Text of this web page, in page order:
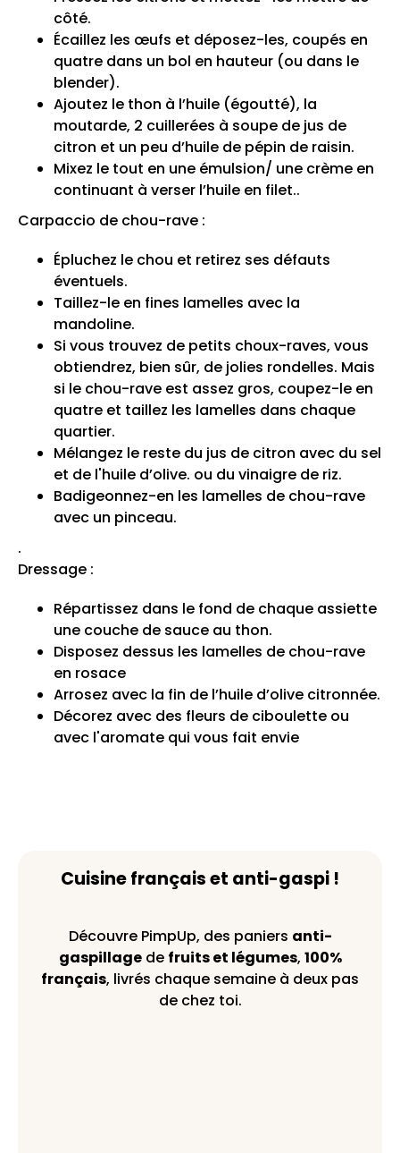
côté.
Écaillez les œufs et déposez-les, coupés en
quatre dans un bol en hauteur (ou dans le
blender).
Ajoutez le thon à l’huile (égoutté), la
moutarde, 2 cuillerées à soupe de jus de
citron et un peu d’huile de pépin de raisin.
Mixez le tout en une émulsion/ une crème en
continuant à verser l’huile en filet..
Carpaccio de chou-rave :
Épluchez le chou et retirez ses défauts
éventuels.
Taillez-le en fines lamelles avec la
mandoline.
Si vous trouvez de petits choux-raves, vous
obtiendrez, bien sûr, de jolies rondelles. Mais
si le chou-rave est assez gros, coupez-le en
quatre et taillez les lamelles dans chaque
quartier.
Mélangez le reste du jus de citron avec du sel
et de l'huile d’olive. ou du vinaigre de riz.
Badigeonnez-en les lamelles de chou-rave
avec un pinceau.
.
Dressage :
Répartissez dans le fond de chaque assiette
une couche de sauce au thon.
Disposez dessus les lamelles de chou-rave
en rosace
Arrosez avec la fin de l’huile d’olive citronnée.
Décorez avec des fleurs de ciboulette ou
avec l'aromate qui vous fait envie
Cuisine français et anti-gaspi !
Découvre PimpUp, des paniers anti-
gaspillagede fruits et légumes, 100%
français, livrés chaque semaine à deux pas
de chez toi.